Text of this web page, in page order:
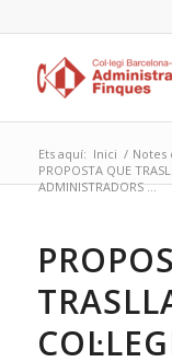
Ets aquí: Inici / Notes
PROPOSTA QUE
ADMINISTRADORS ...